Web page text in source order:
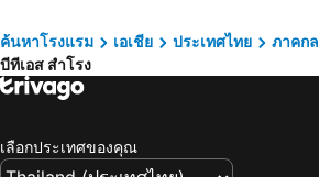
โรงแรมมิลเลนเนียม ฮิลตัน กรุงเทพ
Amari
เรด แพลนเนต สุรวงศ์ กรุงเทพ
โรงแรมรอยัล รัตนโกสินทร์
Norn
Grand BS Airport Hotel Suvarnabhumi
อุทยานแห่งชาติเอราวัณ
พัทยากลา
สนามบินดอนเมือง
รามคำแหง
อุทยานแห่งชาติแก่งกระจาน
ค้นหาโรงแรม เอเชีย ประเทศไทย ภาคก
บีทีเอส สำโรง
เลือกประเทศของคุณ